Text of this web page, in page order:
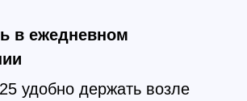
в ежедневном
удобно держать возле